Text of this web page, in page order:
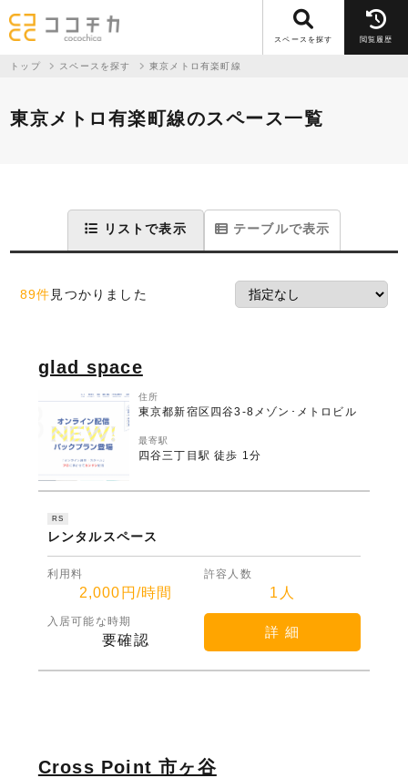
スペースを探す 閲覧履歴
トップ スペースを探す 東京メトロ有楽町線
東京メトロ有楽町線のスペース一覧
リストで表示 テーブルで表示
89件 見つかりました
glad space
住所
東京都新宿区四谷3-8メゾン･メトロビル
最寄駅
四谷三丁目駅 徒歩 1分
RS
レンタルスペース
利用料
2,000円/時間
許容人数
1人
入居可能な時期
要確認
詳 細
Cross Point 市ヶ谷